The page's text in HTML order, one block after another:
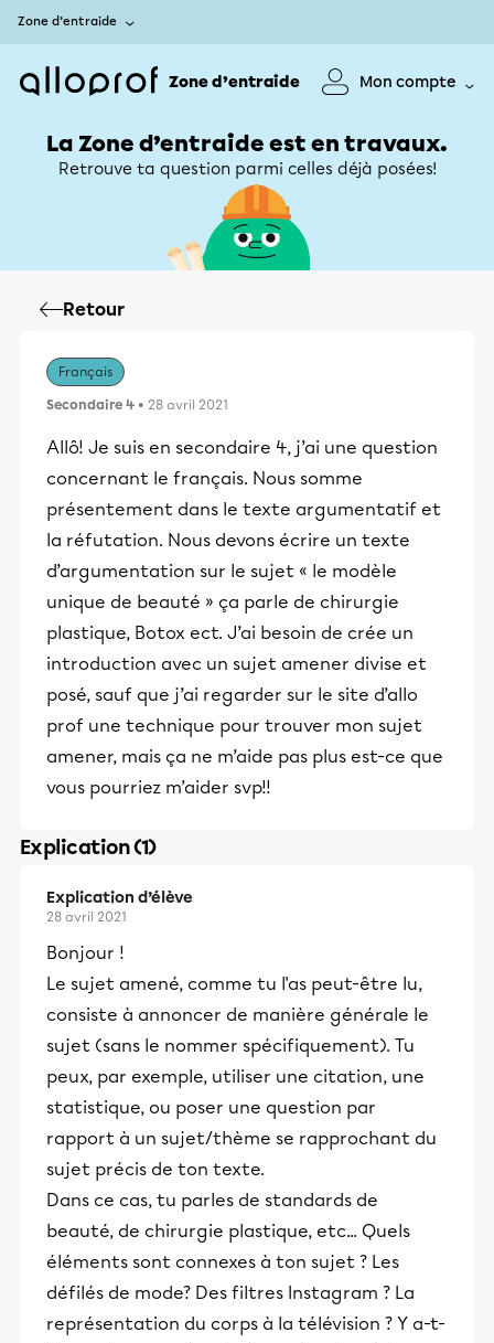
Zone d’entraide
Zone d’entraide Mon compte
La Zone d’entraide est en travaux.
Retrouve ta question parmi celles déjà posées!
Retour
Français
Secondaire 4 • 28 avril 2021
Allô! Je suis en secondaire 4, j’ai une question
concernant le français. Nous somme
présentement dans le texte argumentatif et
la réfutation. Nous devons écrire un texte
d’argumentation sur le sujet « le modèle
unique de beauté » ça parle de chirurgie
plastique, Botox ect. J’ai besoin de crée un
introduction avec un sujet amener divise et
posé, sauf que j’ai regarder sur le site d’allo
prof une technique pour trouver mon sujet
amener, mais ça ne m’aide pas plus est-ce que
vous pourriez m’aider svp!!
Explication (1)
Explication d’élève
28 avril 2021
Bonjour !
Le sujet amené, comme tu l'as peut-être lu,
consiste à annoncer de manière générale le
sujet (sans le nommer spécifiquement). Tu
peux, par exemple, utiliser une citation, une
statistique, ou poser une question par
rapport à un sujet/thème se rapprochant du
sujet précis de ton texte.
Dans ce cas, tu parles de standards de
beauté, de chirurgie plastique, etc... Quels
éléments sont connexes à ton sujet ? Les
défilés de mode? Des filtres Instagram ? La
représentation du corps à la télévision ? Y a-t-